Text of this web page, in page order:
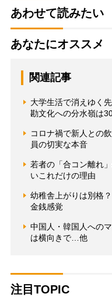
あわせて読みたい
あなたにオススメ
関連記事
大学生活で消えゆく
勘文化への分水嶺は
コロナ禍で新人との
員の切実な本音
若者の「合コン離れ
いこれだけの理由
幼稚舎上がりは別格
金銭感覚
中国人・韓国人への
は横向きで…他
注目TOPIC